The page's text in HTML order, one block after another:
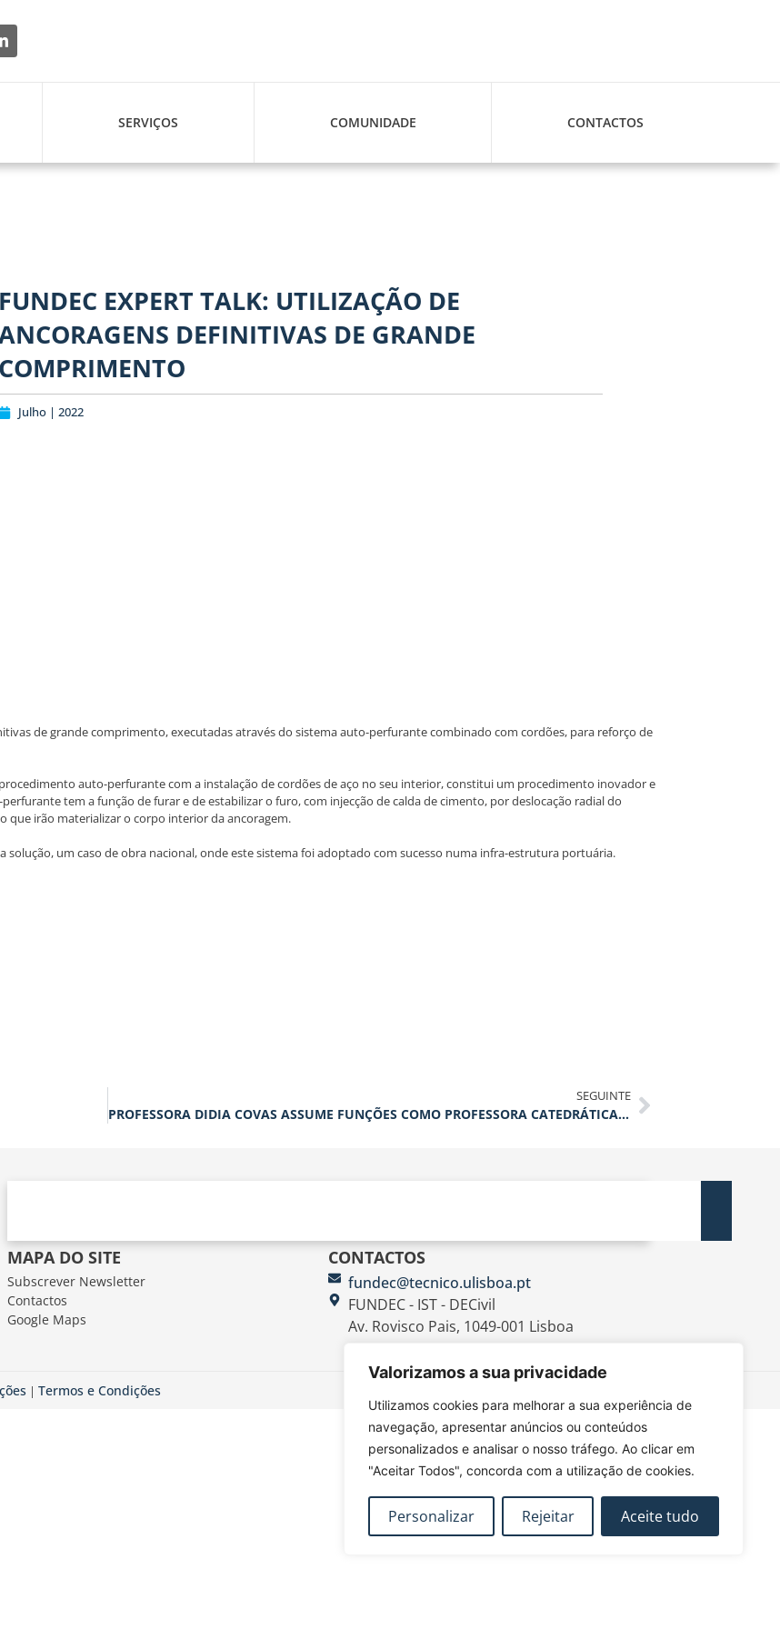
Valorizamos a sua privacidade
Utilizamos cookies para melhorar a sua experiência de
navegação, apresentar anúncios ou conteúdos
personalizados e analisar o nosso tráfego. Ao clicar em
"Aceitar Todos", concorda com a utilização de cookies.
Personalizar Rejeitar Aceite tudo
SERVIÇOS COMUNIDADE CONTACTOS
FUNDEC EXPERT TALK: UTILIZAÇÃO DE
DEFINITIVAS DE GRANDE
Julho | 2022
de grande comprimento, executadas através do sistema auto-perfurante combinado com cordões, para reforço de
auto-perfurante com a instalação de cordões de aço no seu interior, constitui um procedimento inovador e
tem a função de furar e de estabilizar o furo, com injecção de calda de cimento, por deslocação radial do
que irão materializar o corpo interior da ancoragem.
um caso de obra nacional, onde este sistema foi adoptado com sucesso numa infra-estrutura portuária.
SEGUINTE
PROFESSORA DIDIA COVAS ASSUME FUNÇÕES COMO PROFESSORA CATEDRÁTICA DO TÉCNICO
MAPA DO SITE
Subscrever Newsletter
Contactos
Google Maps
CONTACTOS
fundec@tecnico.ulisboa.pt
FUNDEC - IST - DECivil
Av. Rovisco Pais, 1049-001 Lisboa
| Termos e Condições